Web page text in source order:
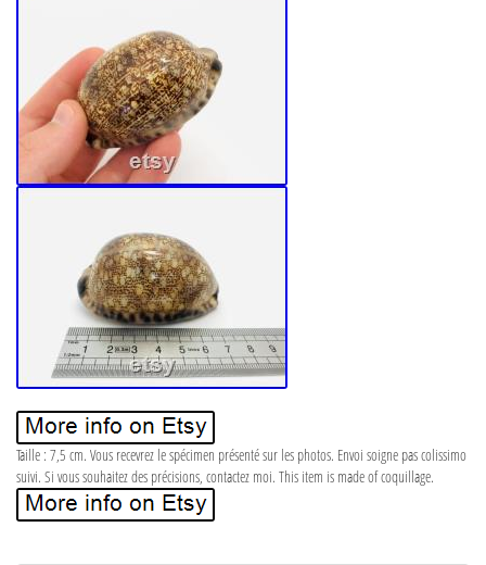
Taille : 7,5 cm. Vous recevrez le spécimen présenté sur les photos. Envoi soigne pas colissimo
suivi. Si vous souhaitez des précisions, contactez moi. This item is made of coquillage.